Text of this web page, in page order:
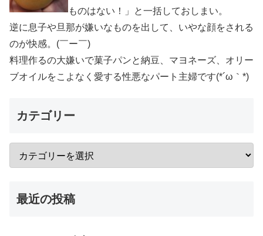
ものはない！」と一括しておしまい。
逆に息子や旦那が嫌いなものを出して、いやな顔をされる
のが快感。(￣ー￣)
料理作るの大嫌いで菓子パンと納豆、マヨネーズ、オリー
ブオイルをこよなく愛する性悪なパート主婦です(*´ω｀*)
カテゴリー
最近の投稿